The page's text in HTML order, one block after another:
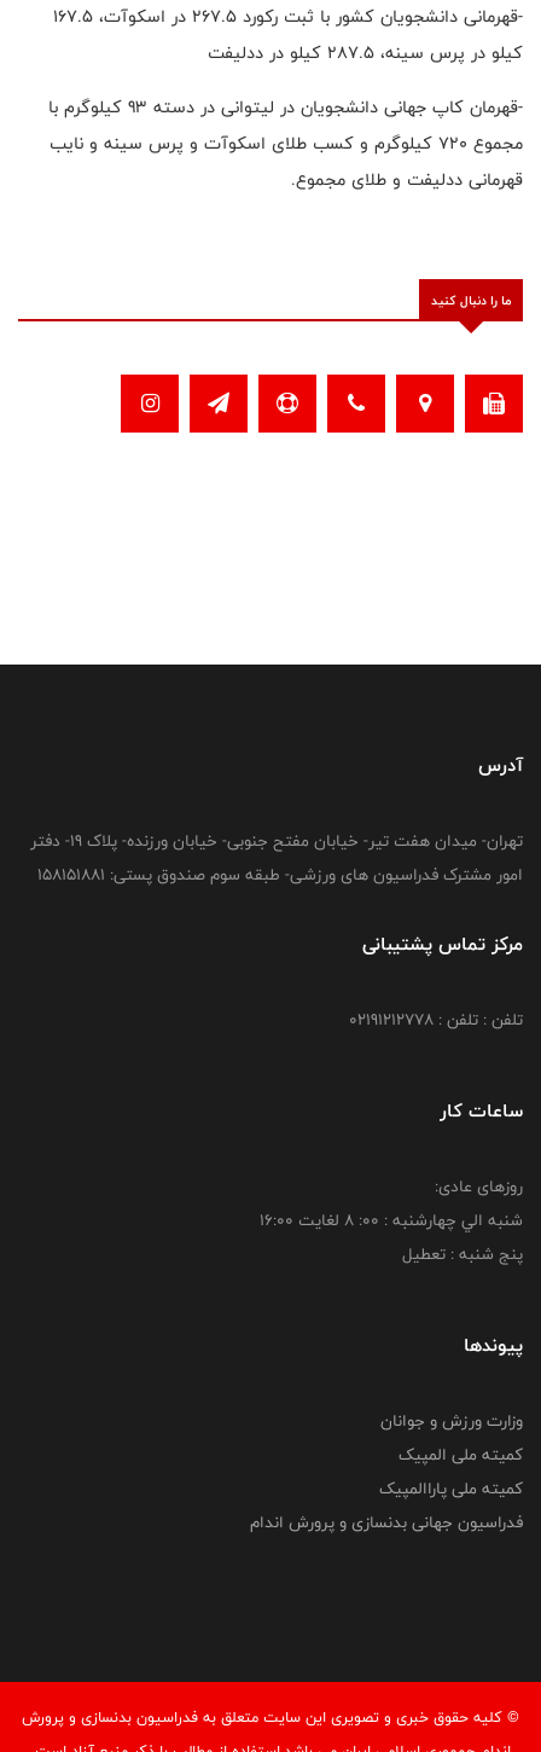
-قهرمانی دانشجویان کشور با ثبت رکورد 267.5 در اسکوآت، 167.5
کیلو در پرس سینه، 287.5 کیلو در ددلیفت
-قهرمان کاپ جهانی دانشجویان در لیتوانی در دسته 93 کیلوگرم با
مجموع 720 کیلوگرم و کسب طلای اسکوآت و پرس سینه و نایب
قهرمانی ددلیفت و طلای مجموع.
ما را دنبال کنید
آدرس
تهران- میدان هفت تیر- خیابان مفتح جنوبی- خیابان ورزنده- پلاک 19- دفتر
امور مشترک فدراسیون های ورزشی- طبقه سوم صندوق پستی: 158151881
مرکز تماس پشتیبانی
تلفن : تلفن : 02191212778
ساعات کار
روزهای عادی:
شنبه الي چهارشنبه : 00: 8 لغايت 16:00
پنج شنبه : تعطیل
پیوندها
وزارت ورزش و جوانان
کمیته ملی المپیک
کمیته ملی پاراالمپیک
فدراسیون جهانی بدنسازی و پرورش اندام
© کليه حقوق خبری و تصويری اين سايت متعلق به فدراسيون بدنسازی و پرورش